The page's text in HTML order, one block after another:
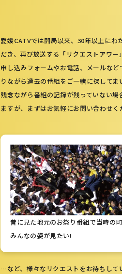
愛媛CATVでは開局以来、30年以上に
だき、再び放送する「リクエストアワー
申し込みフォームやお電話、メールな
りながら過去の番組をご一緒に探してま
残念ながら番組の記録が残っていない
ますが、まずはお気軽にお問い合わせく
昔に見た地元のお祭り番組で当時の
みんなの姿が見たい!
…など、様々なリクエストをお待ちして